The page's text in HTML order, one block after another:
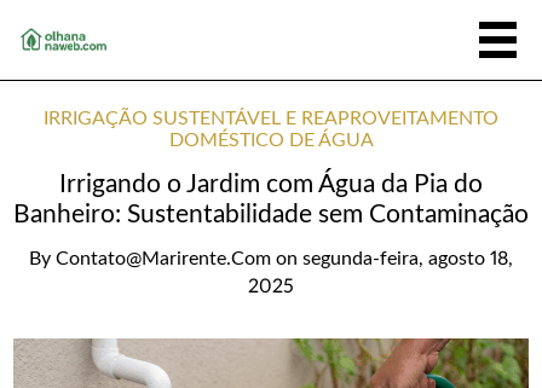
IRRIGAÇÃO SUSTENTÁVEL E REAPROVEITAMENTO
DOMÉSTICO DE ÁGUA
Irrigando o Jardim com Água da Pia do
Banheiro: Sustentabilidade sem Contaminação
By Contato@marirente.com on segunda-feira, agosto 18,
2025